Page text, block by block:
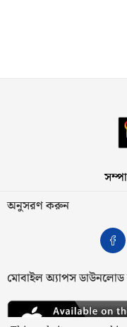
অনুসরণ করুন
মোবাইল অ্যাপস